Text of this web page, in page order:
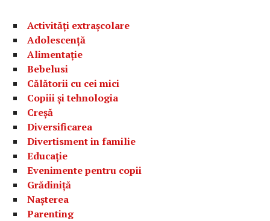
Activități extrașcolare
Adolescență
Alimentație
Bebelusi
Călătorii cu cei mici
Copiii și tehnologia
Creșă
Diversificarea
Divertisment in familie
Educație
Evenimente pentru copii
Grădiniță
Nașterea
Parenting